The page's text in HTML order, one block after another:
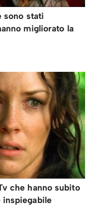
sono stati
migliorato la
che hanno subito
inspiegabile